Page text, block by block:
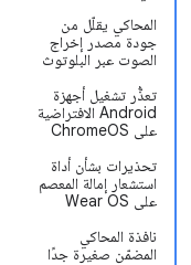
المحاكي يقلّل من
جودة مصدر إخراج
الصوت عبر البلوتوث
تعذُّر تشغيل أجهزة
Android الافتراضية
على ChromeOS
تحذيرات بشأن أداة
استشعار إمالة المعصم
على Wear OS
نافذة المحاكي
المضمّن صغيرة جدًا